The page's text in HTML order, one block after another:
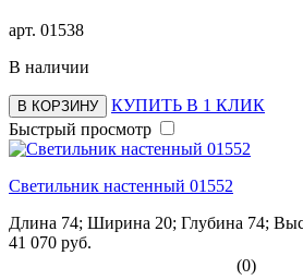
арт. 01538
В наличии
В КОРЗИНУ
КУПИТЬ В 1 КЛИК
Быстрый просмотр
Светильник настенный 01552
Длина 74; Ширина 20; Глубина 74;
41 070 руб.
(0)